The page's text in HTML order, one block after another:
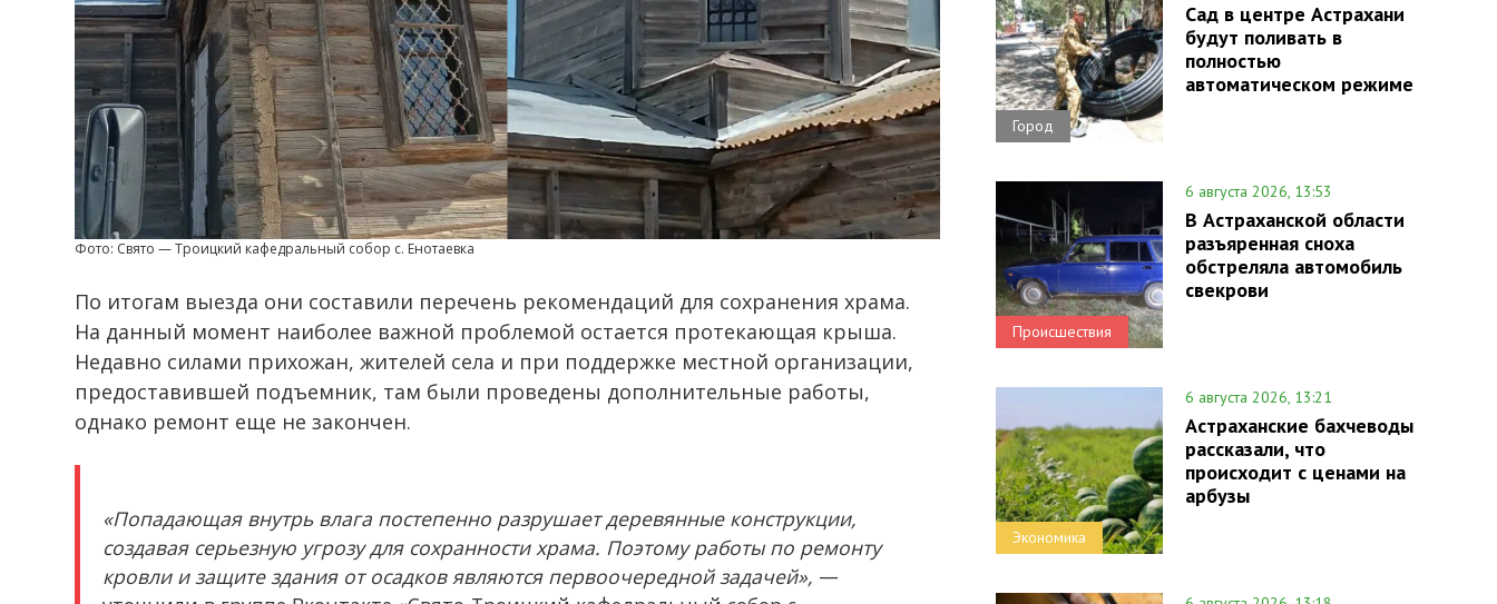
Фото: Свято — Троицкий кафедральный собор с. Енотаевка
По итогам выезда они составили перечень рекомендаций для сохранения храма.
На данный момент наиболее важной проблемой остается протекающая крыша.
Недавно силами прихожан, жителей села и при поддержке местной организации,
предоставившей подъемник, там были проведены дополнительные работы,
однако ремонт еще не закончен.
«Попадающая внутрь влага постепенно разрушает деревянные конструкции,
создавая серьезную угрозу для сохранности храма. Поэтому работы по ремонту
кровли и защите здания от осадков являются первоочередной задачей», —
Город
Сад в центре Астрахани
будут поливать в
полностью
автоматическом режиме
Происшествия
6 августа 2026, 13:53
В Астраханской области
разъяренная сноха
обстреляла автомобиль
свекрови
Экономика
6 августа 2026, 13:21
Астраханские бахчеводы
рассказали, что
происходит с ценами на
арбузы